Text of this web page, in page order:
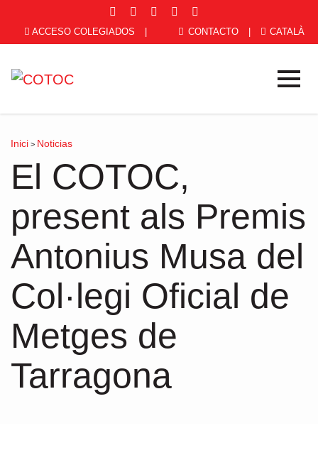
ACCESO COLEGIADOS CONTACTO CATALÀ
Inici > Noticias
El COTOC,
present als Premis
Antonius Musa del
Col·legi Oficial de
Metges de
Tarragona